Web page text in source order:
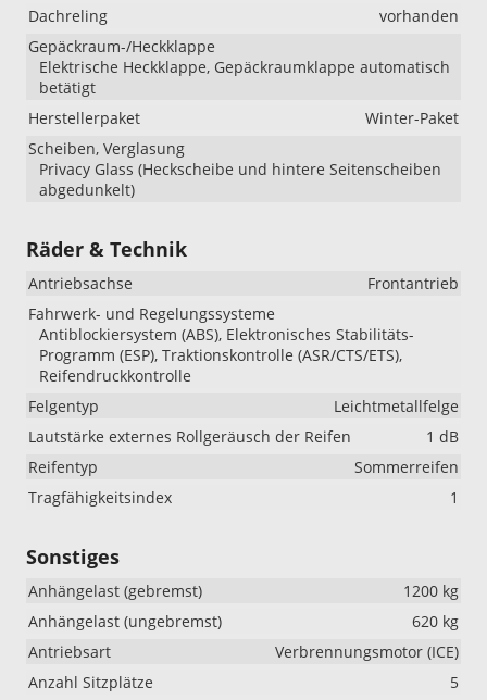
Dachreling
vorhanden
Gepäckraum-/Heckklappe
Elektrische Heckklappe, Gepäckraumklappe automatisch
betätigt
Herstellerpaket
Winter-Paket
Scheiben, Verglasung
Privacy Glass (Heckscheibe und hintere Seitenscheiben
abgedunkelt)
Räder & Technik
Antriebsachse
Frontantrieb
Fahrwerk- und Regelungssysteme
Antiblockiersystem (ABS), Elektronisches Stabilitäts-
Programm (ESP), Traktionskontrolle (ASR/CTS/ETS),
Reifendruckkontrolle
Felgentyp
Leichtmetallfelge
Lautstärke externes Rollgeräusch der Reifen
1 dB
Reifentyp
Sommerreifen
Tragfähigkeitsindex
1
Sonstiges
Anhängelast (gebremst)
1200 kg
Anhängelast (ungebremst)
620 kg
Antriebsart
Verbrennungsmotor (ICE)
Anzahl Sitzplätze
5